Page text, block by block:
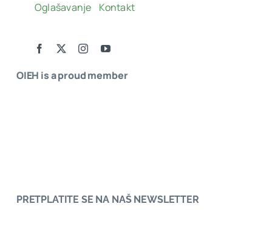
OIEH is a proud member
PRETPLATITE SE NA NAŠ NEWSLETTER
Oglašavanje
Kontakt